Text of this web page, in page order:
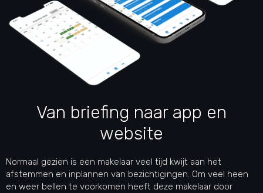
Van briefing naar app en
website
Normaal gezien is een makelaar veel tijd kwijt aan het
afstemmen en inplannen van bezichtigingen. Om veel heen
en weer bellen te voorkomen heeft deze makelaar door